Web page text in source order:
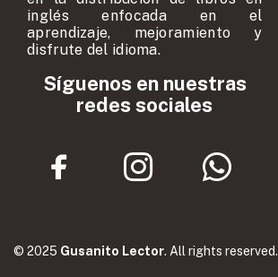
inglés enfocada en el
aprendizaje, mejoramiento y
disfrute del idioma.
Síguenos en nuestras
redes sociales
© 2025 Gusanito Lector. All rights reserved.